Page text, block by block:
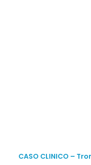
CASO CLINICO –